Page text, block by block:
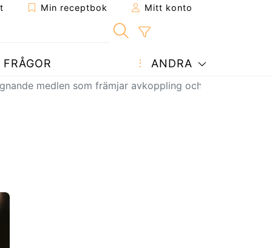
Min receptbok Mitt konto
FRÅGOR ANDRA
medlen som främjar avkoppling och välbefinnande!